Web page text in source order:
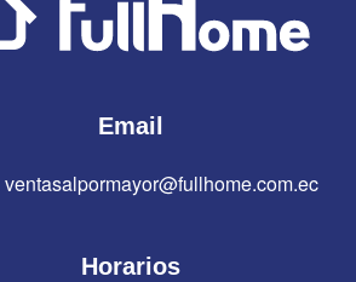
Email
ventasalpormayor@fullhome.com.ec
Horarios